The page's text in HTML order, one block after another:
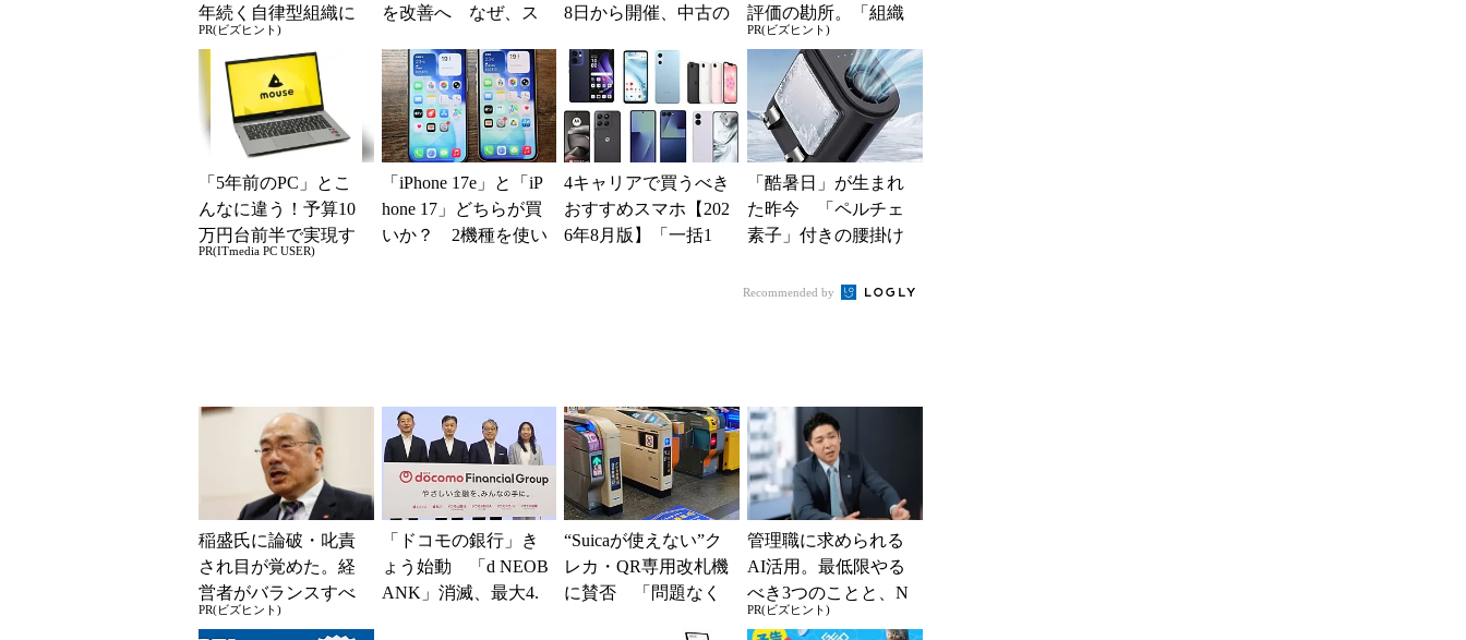
年続く自律型組織に
共通する「3つの要
素」
PR(ビズヒント)
を改善へ なぜ、ス
の最短1分購入」を実
現？
8日から開催、中古の
得に
評価の勘所。「組織
を腐らせるNG評価」
とは？
PR(ビズヒント)
「5年前のPC」とこ
んなに違う！予算10
万円台前半で実現す
る快適PCライフ
PR(ITmedia PC USER)
「iPhone 17e」と「iP
hone 17」どちらが買
いか？ 2機種を使い
4キャリアで買うべき
おすすめスマホ【202
6年8月版】「一括1
「酷暑日」が生まれ
た昨今 「ペルチェ
素子」付きの腰掛け
る？
Recommended by
稲盛氏に論破・叱責
され目が覚めた。経
営者がバランスすべ
き2つの背反
PR(ビズヒント)
「ドコモの銀行」き
ょう始動 「d NEOB
ANK」消滅、最大4.
“Suicaが使えない”ク
レカ・QR専用改札機
に賛否 「問題なく
管理職に求められる
AI活用。最低限やる
べき3つのことと、N
Gな自己認識
PR(ビズヒント)